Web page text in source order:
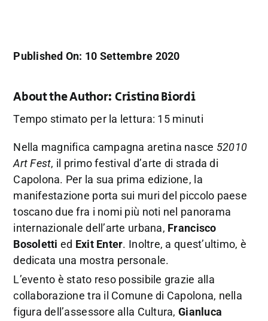
Published On: 10 Settembre 2020
About the Author: Cristina Biordi
Tempo stimato per la lettura: 15 minuti
Nella magnifica campagna aretina nasce 52010
Art Fest, il primo festival d’arte di strada di
Capolona. Per la sua prima edizione, la
manifestazione porta sui muri del piccolo paese
toscano due fra i nomi più noti nel panorama
internazionale dell’arte urbana, Francisco
Bosoletti ed Exit Enter. Inoltre, a quest’ultimo, è
dedicata una mostra personale.
L’evento è stato reso possibile grazie alla
collaborazione tra il Comune di Capolona, nella
figura dell’assessore alla Cultura, Gianluca